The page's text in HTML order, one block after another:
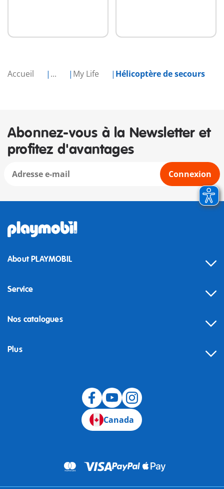
Accueil ... My Life Hélicoptère de secours
Abonnez-vous à la Newsletter et
profitez d'avantages
Connexion
About PLAYMOBIL
Service
Nos catalogues
Plus
Canada